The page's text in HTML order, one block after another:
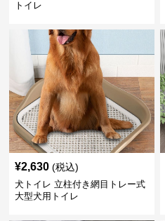
トイレ
¥2,630 (税込)
犬トイレ 立柱付き網目トレー式
大型犬用トイレ